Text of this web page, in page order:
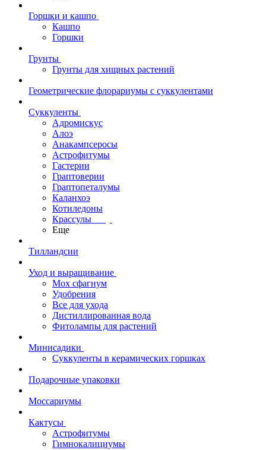
Горшки и кашпо
Кашпо
Горшки
Грунты
Грунты для хищных растений
Геометрические флорариумы с суккулентами
Суккуленты
Адромискус
Алоэ
Анакампсеросы
Астрофитумы
Гастерии
Граптоверии
Граптопеталумы
Каланхоэ
Котиледоны
Крассулы
Еще
Тилландсии
Уход и выращивание
Мох сфагнум
Удобрения
Все для ухода
Дистиллированная вода
Фитолампы для растений
Минисадики
Суккуленты в керамических горшках
Подарочные упаковки
Моссариумы
Кактусы
Астрофитумы
Гимнокалициумы